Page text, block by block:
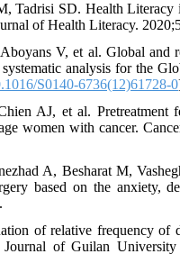
Tadrisi SD. Health Literacy
of Health Literacy.
V, et al. Global and
analysis for the
S0140-6736(12)61728-0
AJ, et al. Pretreatment
women with cancer.
A, Besharat M,
based on the anxiety,
of relative frequency of
of Guilan